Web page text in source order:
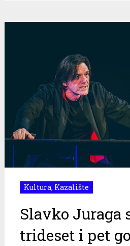
Kultura, Kazalište
Slavko Juraga
trideset i pet